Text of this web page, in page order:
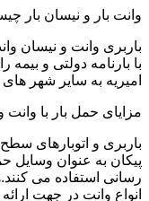
وانت بار و نیسان بار
باربری وانت و نیسان
با بارنامه دولتی و بیمه
امیریه به سایر شهر
مزایای حمل بار با وانت
باربری و اتوبارهای
پیکان به عنوان
رسانی استفاده می
انواع وانت در جهت